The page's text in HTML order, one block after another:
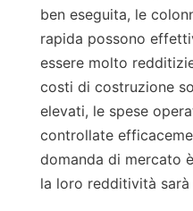
ben eseguita, le
rapida possono
essere molto
costi di costruzione
elevati, le spese
controllate
domanda di mercato
la loro redditività sarà